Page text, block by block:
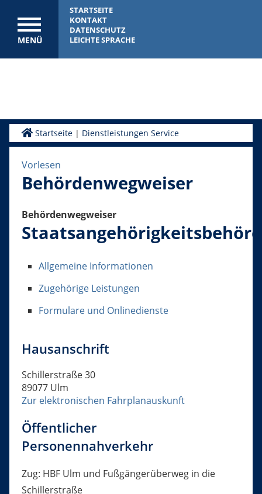
MENÜ
STARTSEITE
KONTAKT
DATENSCHUTZ
LEICHTE SPRACHE
Startseite| Dienstleistungen Service
Vorlesen
Behördenwegweiser
Behördenwegweiser
Allgemeine Informationen
Zugehörige Leistungen
Formulare und Onlinedienste
Hausanschrift
Schillerstraße 30
89077 Ulm
Zur elektronischen Fahrplanauskunft
Öffentlicher
Personennahverkehr
Zug: HBF Ulm und Fußgängerüberweg in die
Schillerstraße